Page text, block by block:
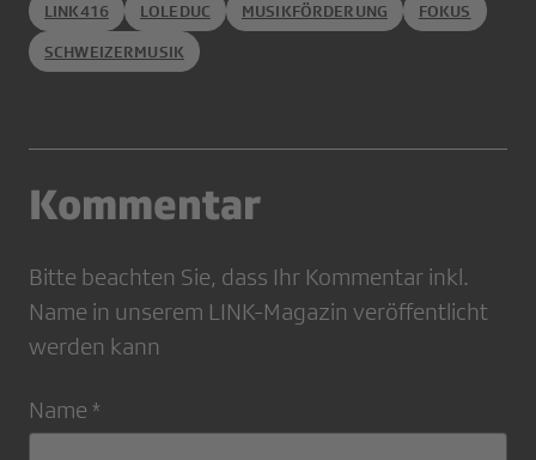
LINK416 LOLEDUC MUSIKFÖRDERUNG FOKUS
SCHWEIZERMUSIK
Kommentar
Bitte beachten Sie, dass Ihr Kommentar inkl.
Name in unserem LINK-Magazin veröffentlicht
werden kann
Name *